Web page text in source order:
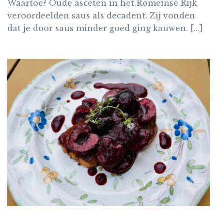
Waartoe? Oude asceten in het Romeinse Rijk
veroordeelden saus als decadent. Zij vonden
dat je door saus minder goed ging kauwen. […]